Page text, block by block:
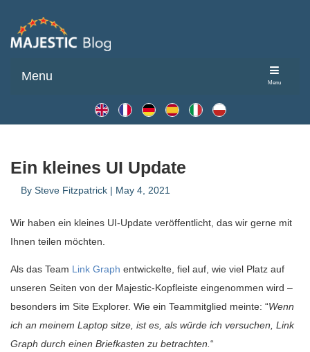
Menu
Menu
Ein kleines UI Update
By Steve Fitzpatrick | May 4, 2021
Wir haben ein kleines UI-Update veröffentlicht, das wir gerne mit
Ihnen teilen möchten.
Als das Team Link Graph entwickelte, fiel auf, wie viel Platz auf
unseren Seiten von der Majestic-Kopfleiste eingenommen wird –
besonders im Site Explorer. Wie ein Teammitglied meinte: “Wenn
ich an meinem Laptop sitze, ist es, als würde ich versuchen, Link
Graph durch einen Briefkasten zu betrachten.“